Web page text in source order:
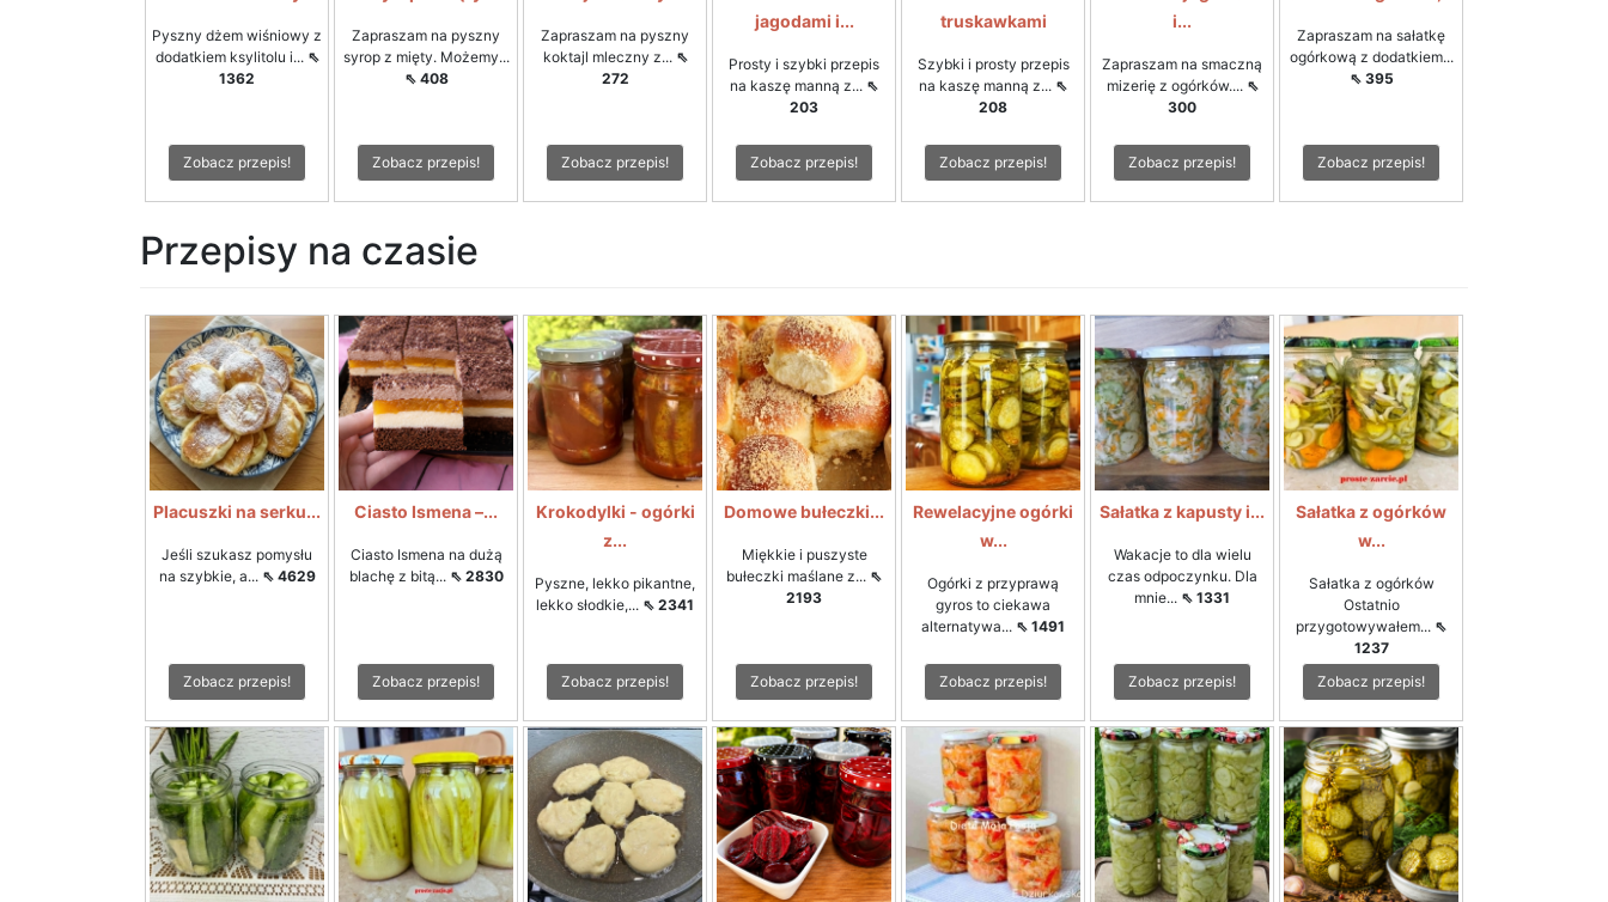
Pyszny dżem wiśniowy z
dodatkiem ksylitolu i... ⇖
1362
Zobacz przepis!
Zapraszam na pyszny
syrop z mięty. Możemy...
⇖ 408
Zobacz przepis!
Zapraszam na pyszny
koktajl mleczny z... ⇖
272
Zobacz przepis!
jagodami i...
Prosty i szybki przepis
na kaszę manną z... ⇖
203
Zobacz przepis!
truskawkami
Szybki i prosty przepis
na kaszę manną z... ⇖
208
Zobacz przepis!
i...
Zapraszam na smaczną
mizerię z ogórków.... ⇖
300
Zobacz przepis!
Zapraszam na sałatkę
ogórkową z dodatkiem...
⇖ 395
Zobacz przepis!
Przepisy na czasie
Placuszki na serku...
Jeśli szukasz pomysłu
na szybkie, a... ⇖ 4629
Zobacz przepis!
Ciasto Ismena –...
Ciasto Ismena na dużą
blachę z bitą... ⇖ 2830
Zobacz przepis!
Krokodylki - ogórki
z...
Pyszne, lekko pikantne,
lekko słodkie,... ⇖ 2341
Zobacz przepis!
Domowe bułeczki...
Miękkie i puszyste
bułeczki maślane z... ⇖
2193
Zobacz przepis!
Rewelacyjne ogórki
w...
Ogórki z przyprawą
gyros to ciekawa
alternatywa... ⇖ 1491
Zobacz przepis!
Sałatka z kapusty i...
Wakacje to dla wielu
czas odpoczynku. Dla
mnie... ⇖ 1331
Zobacz przepis!
Sałatka z ogórków
w...
Sałatka z ogórków
Ostatnio
przygotowywałem... ⇖
1237
Zobacz przepis!